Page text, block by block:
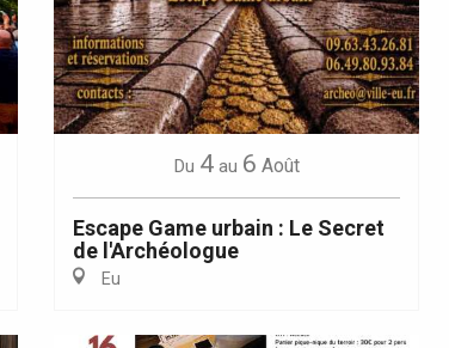
Du 4 au 6 Août
Escape Game urbain : Le Secret
de l'Archéologue
Eu